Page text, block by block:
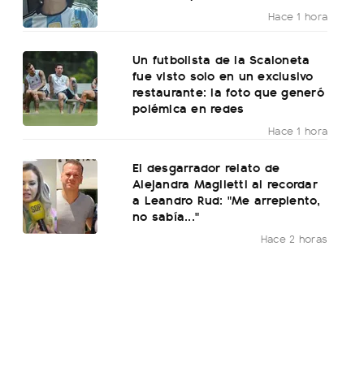
Hace 1 hora
Un futbolista de la Scaloneta
fue visto solo en un exclusivo
restaurante: la foto que generó
polémica en redes
Hace 1 hora
El desgarrador relato de
Alejandra Maglietti al recordar
a Leandro Rud: "Me arrepiento,
no sabía..."
Hace 2 horas